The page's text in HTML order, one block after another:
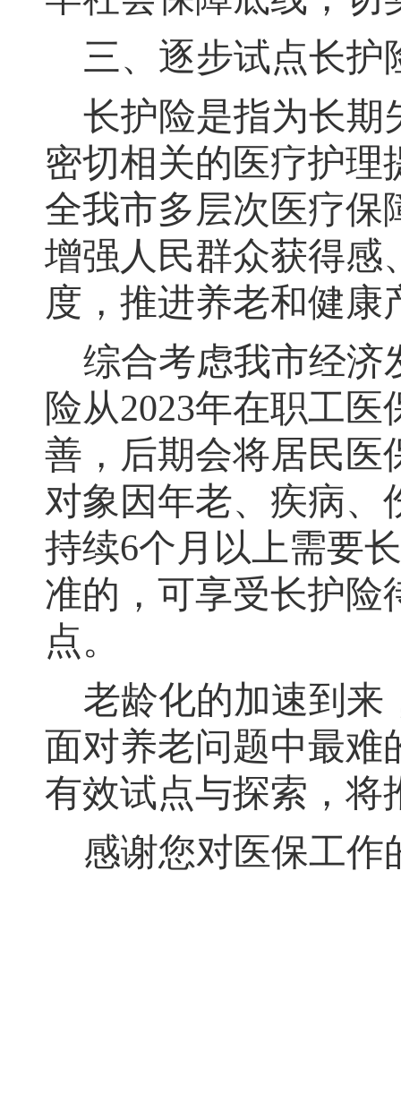
三、逐步试点长护
长护险是指为长期
密切相关的医疗护理
全我市多层次医疗保
增强人民群众获得感
度 ， 推进养老和健康
综合考虑我市经济
险从2023年在职工医
善，后期会将居民医
对象因年老、疾病、
持续6个月以上需要
准的，可享受长护险
点。
老龄化的加速到来
面对养老问题中最难
有效试点与探索，将
感谢您对医保工作